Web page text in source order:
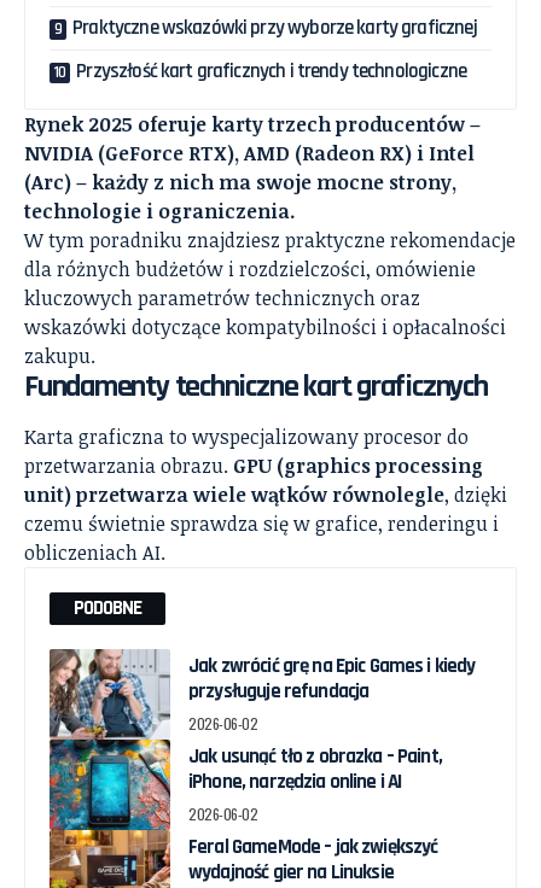
Praktyczne wskazówki przy wyborze karty graficznej
Przyszłość kart graficznych i trendy technologiczne
Rynek 2025 oferuje karty trzech producentów –
NVIDIA (GeForce RTX), AMD (Radeon RX) i Intel
(Arc) – każdy z nich ma swoje mocne strony,
technologie i ograniczenia.
W tym poradniku znajdziesz praktyczne rekomendacje
dla różnych budżetów i rozdzielczości, omówienie
kluczowych parametrów technicznych oraz
wskazówki dotyczące kompatybilności i opłacalności
zakupu.
Fundamenty techniczne kart graficznych
Karta graficzna to wyspecjalizowany procesor do
przetwarzania obrazu. GPU (graphics processing
unit) przetwarza wiele wątków równolegle, dzięki
czemu świetnie sprawdza się w grafice, renderingu i
obliczeniach AI.
PODOBNE
Jak zwrócić grę na Epic Games i kiedy
przysługuje refundacja
2026-06-02
Jak usunąć tło z obrazka – Paint,
iPhone, narzędzia online i AI
2026-06-02
Feral GameMode – jak zwiększyć
wydajność gier na Linuksie